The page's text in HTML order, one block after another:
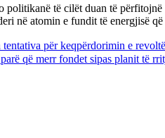
politikanë të cilët duan të
në atomin e fundit të energjisë
për keqpërdorimin e
që merr fondet sipas planit të